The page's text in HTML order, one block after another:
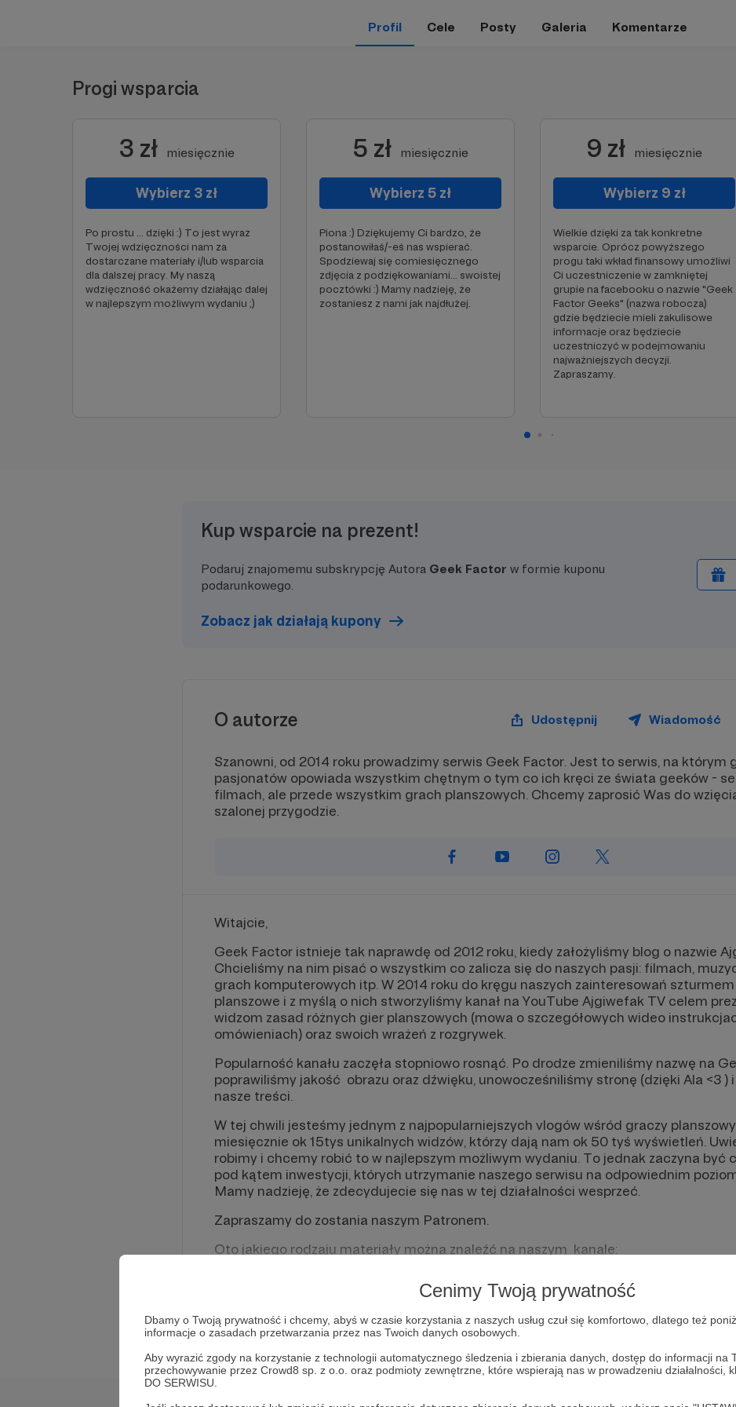
Cenimy Twoją prywatność
Dbamy o Twoją prywatność i chcemy, abyś w czasie korzystania z naszych usług czuł się komfortowo, dlatego też
informacje o zasadach przetwarzania przez nas Twoich danych osobowych.
Aby wyrazić zgody na korzystanie z technologii automatycznego śledzenia i zbierania danych, dostęp do informacji na
przechowywanie przez Crowd8 sp. z o.o. oraz podmioty zewnętrzne, które wspierają nas w prowadzeniu działalności,
DO SERWISU.
Profil Cele Posty Galeria Komentarze
Progi wsparcia
3 zł miesięcznie
Wybierz 3 zł
Po prostu ... dzięki :) To jest wyraz
Twojej wdzięczności nam za
dostarczane materiały i/lub wsparcia
dla dalszej pracy. My naszą
wdzięczność okażemy działając dalej
w najlepszym możliwym wydaniu ;)
5 zł miesięcznie
Wybierz 5 zł
Piona :) Dziękujemy Ci bardzo, że
postanowiłaś/-eś nas wspierać.
Spodziewaj się comiesięcznego
zdjęcia z podziękowaniami... swoistej
pocztówki :) Mamy nadzieję, że
zostaniesz z nami jak najdłużej.
9 zł miesięcznie
Wybierz 9 zł
Wielkie dzięki za tak konkretne
wsparcie. Oprócz powyższego
progu taki wkład finansowy umożliwi
Ci uczestniczenie w zamkniętej
grupie na facebooku o nazwie "Geek
Factor Geeks" (nazwa robocza)
gdzie będziecie mieli zakulisowe
informacje oraz będziecie
uczestniczyć w podejmowaniu
najważniejszych decyzji.
Zapraszamy.
Kup wsparcie na prezent!
Podaruj znajomemu subskrypcję Autora Geek Factor w formie kuponu
podarunkowego.
Zobacz jak działają kupony
O autorze Udostępnij Wiadomość
Szanowni, od 2014 roku prowadzimy serwis Geek Factor. Jest to serwis, na którym
pasjonatów opowiada wszystkim chętnym o tym co ich kręci ze świata geeków -
filmach, ale przede wszystkim grach planszowych. Chcemy zaprosić Was do
szalonej przygodzie.
Witajcie,
Geek Factor istnieje tak naprawdę od 2012 roku, kiedy założyliśmy blog o nazwie
Chcieliśmy na nim pisać o wszystkim co zalicza się do naszych pasji: filmach,
grach komputerowych itp. W 2014 roku do kręgu naszych zainteresowań szturmem
planszowe i z myślą o nich stworzyliśmy kanał na YouTube Ajgiwefak TV celem
widzom zasad różnych gier planszowych (mowa o szczegółowych wideo
omówieniach) oraz swoich wrażeń z rozgrywek.
Popularność kanału zaczęła stopniowo rosnąć. Po drodze zmieniliśmy nazwę na
poprawiliśmy jakość obrazu oraz dźwięku, unowocześniliśmy stronę (dzięki Ala <3 )
nasze treści.
W tej chwili jesteśmy jednym z najpopularniejszych vlogów wśród graczy
miesięcznie ok 15tys unikalnych widzów, którzy dają nam ok 50 tyś wyświetleń.
robimy i chcemy robić to w najlepszym możliwym wydaniu. To jednak zaczyna być
pod kątem inwestycji, których utrzymanie naszego serwisu na odpowiednim
Mamy nadzieję, że zdecydujecie się nas w tej działalności wesprzeć.
Zapraszamy do zostania naszym Patronem.
Oto jakiego rodzaju materiały można znaleźć na naszym kanale: